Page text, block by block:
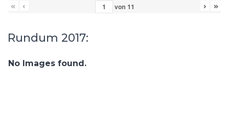
« ‹ von 11 › »
Rundum 2017:
No Images found.